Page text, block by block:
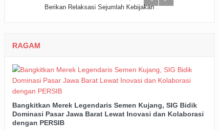
RAGAM
Bangkitkan Merek Legendaris Semen Kujang, SIG Bidik
Dominasi Pasar Jawa Barat Lewat Inovasi dan Kolaborasi
dengan PERSIB